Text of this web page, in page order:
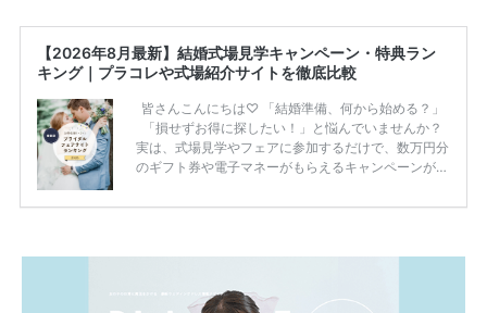
【2026年8月最新】結婚式場見学キャンペーン・特典ラン
キング｜プラコレや式場紹介サイトを徹底比較
皆さんこんにちは♡ 「結婚準備、何から始める？」
「損せずお得に探したい！」と悩んでいませんか？
実は、式場見学やフェアに参加するだけで、数万円分
のギフト券や電子マネーがもらえるキャンペーンがあ
ため、比較せずに選ぶと損をしてしまうことも……。
一番お得？」「プラコレの特典は？」といった疑問も